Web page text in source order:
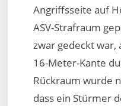
Angriffsseite auf
ASV-Strafraum
zwar gedeckt war,
16-Meter-Kante
Rückraum wurde
dass ein Stürmer